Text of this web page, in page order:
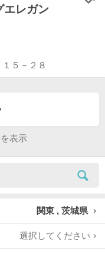
エレガン
５－２８
表示
関東 , 茨城県
選択してください